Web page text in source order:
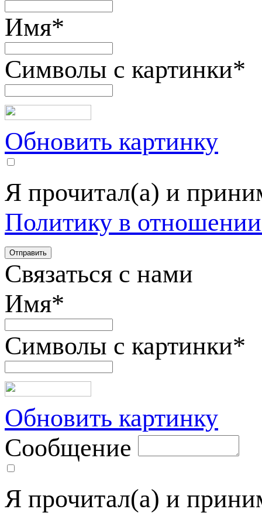
Имя*
Символы с картинки*
Обновить картинку
Я прочитал(а) и
Политику в
Связаться с нами
Имя*
Символы с картинки*
Обновить картинку
Сообщение
Я прочитал(а) и